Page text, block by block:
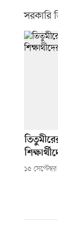
সরকারি
১৫